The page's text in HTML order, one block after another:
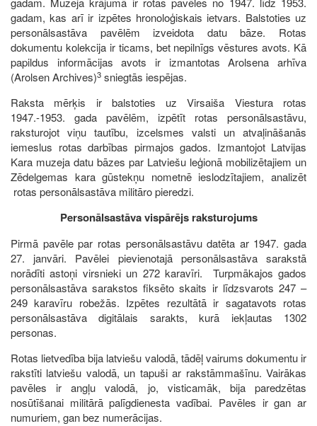
gadam, kas arī ir izpētes hronoloģiskais ietvars. Balstoties uz
personālsastāva pavēlēm izveidota datu bāze. Rotas
dokumentu kolekcija ir ticams, bet nepilnīgs vēstures avots. Kā
papildus informācijas avots ir izmantotas Arolsena arhīva
(Arolsen Archives)3 sniegtās iespējas.
Raksta mērķis ir balstoties uz Virsaiša Viestura rotas
1947.-1953. gada pavēlēm, izpētīt rotas personālsastāvu,
raksturojot viņu tautību, izcelsmes valsti un atvaļināšanās
iemeslus rotas darbības pirmajos gados. Izmantojot Latvijas
Kara muzeja datu bāzes par Latviešu leģionā mobilizētajiem un
Zēdelgemas kara gūstekņu nometnē ieslodzītajiem, analizēt
rotas personālsastāva militāro pieredzi.
Personālsastāva vispārējs raksturojums
Pirmā pavēle par rotas personālsastāvu datēta ar 1947. gada
27. janvāri. Pavēlei pievienotajā personālsastāva sarakstā
norādīti astoņi virsnieki un 272 karavīri. Turpmākajos gados
personālsastāva sarakstos fiksēto skaits ir līdzsvarots 247 –
249 karavīru robežās. Izpētes rezultātā ir sagatavots rotas
personālsastāva digitālais sarakts, kurā iekļautas 1302
personas.
Rotas lietvedība bija latviešu valodā, tādēļ vairums dokumentu ir
rakstīti latviešu valodā, un tapuši ar rakstāmmašīnu. Vairākas
pavēles ir angļu valodā, jo, visticamāk, bija paredzētas
nosūtīšanai militārā palīgdienesta vadībai. Pavēles ir gan ar
numuriem, gan bez numerācijas.